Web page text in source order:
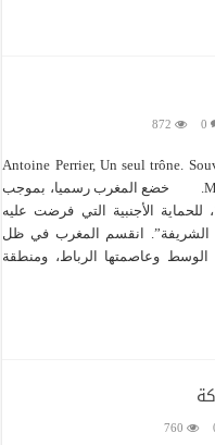
0
872
Antoine Perrier, Un seul trône.
Maroc (1860-1956), CNRS Edition, Paris, 2025. خضع المغرب رسميا، بموجب
معاهدة الحماية الموقعة في 30 مارس 1912، للحماية الأجنبية التي فرضت عليه
الشريفة”. انقسم المغرب في ظل
الوسط وعاصمتها الرباط، ومنطقة
760